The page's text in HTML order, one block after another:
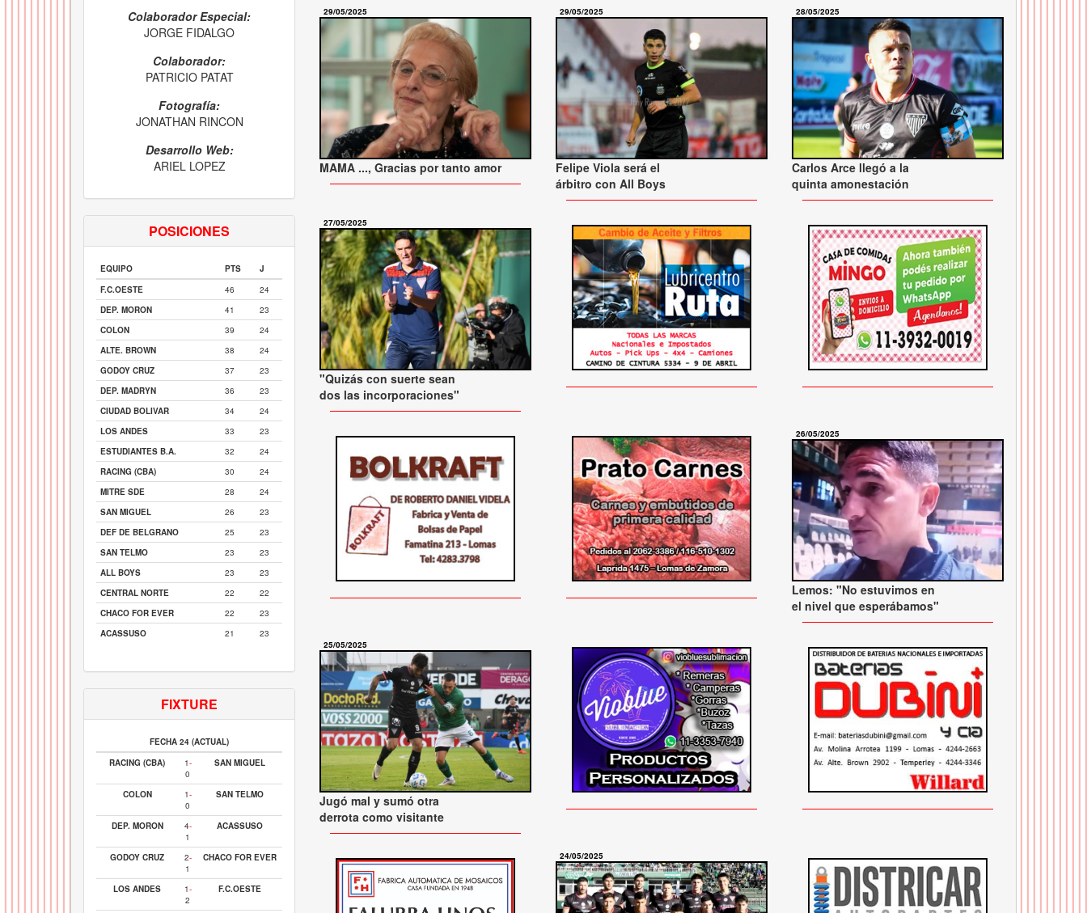
Colaborador Especial:
JORGE FIDALGO
Colaborador:
PATRICIO PATAT
Fotografía:
JONATHAN RINCON
Desarrollo Web:
ARIEL LOPEZ
POSICIONES
EQUIPO PTS
J
F.C.OESTE
46
24
DEP. MORON
41
23
COLON
39
24
ALTE. BROWN
38
24
GODOY CRUZ
37
23
DEP. MADRYN
36
23
CIUDAD BOLIVAR
34
24
LOS ANDES
33
23
ESTUDIANTES B.A.
32
24
RACING (CBA)
30
24
MITRE SDE
28
24
SAN MIGUEL
26
23
DEF DE BELGRANO
25
23
SAN TELMO
23
23
ALL BOYS
23
23
CENTRAL NORTE
22
22
CHACO FOR EVER
22
23
ACASSUSO
21 23
FIXTURE
FECHA 24 (ACTUAL)
RACING (CBA)
1-
0
SAN MIGUEL
COLON 1-
0
SAN TELMO
DEP. MORON 4-
1
ACASSUSO
GODOY CRUZ 2-
1
CHACO FOR EVER
LOS ANDES 1-
2
F.C.OESTE
29/05/2025
MAMA ..., Gracias por tanto amor
29/05/2025
Felipe Viola será el
árbitro con All Boys
28/05/2025
Carlos Arce llegó a la
quinta amonestación
27/05/2025
"Quizás con suerte sean
dos las incorporaciones"
26/05/2025
Lemos: "No estuvimos en
el nivel que esperábamos"
25/05/2025
Jugó mal y sumó otra
derrota como visitante
24/05/2025